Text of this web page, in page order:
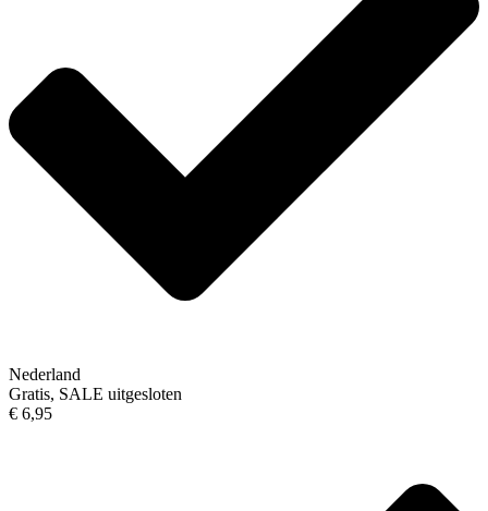
Nederland
Gratis, SALE uitgesloten
€ 6,95